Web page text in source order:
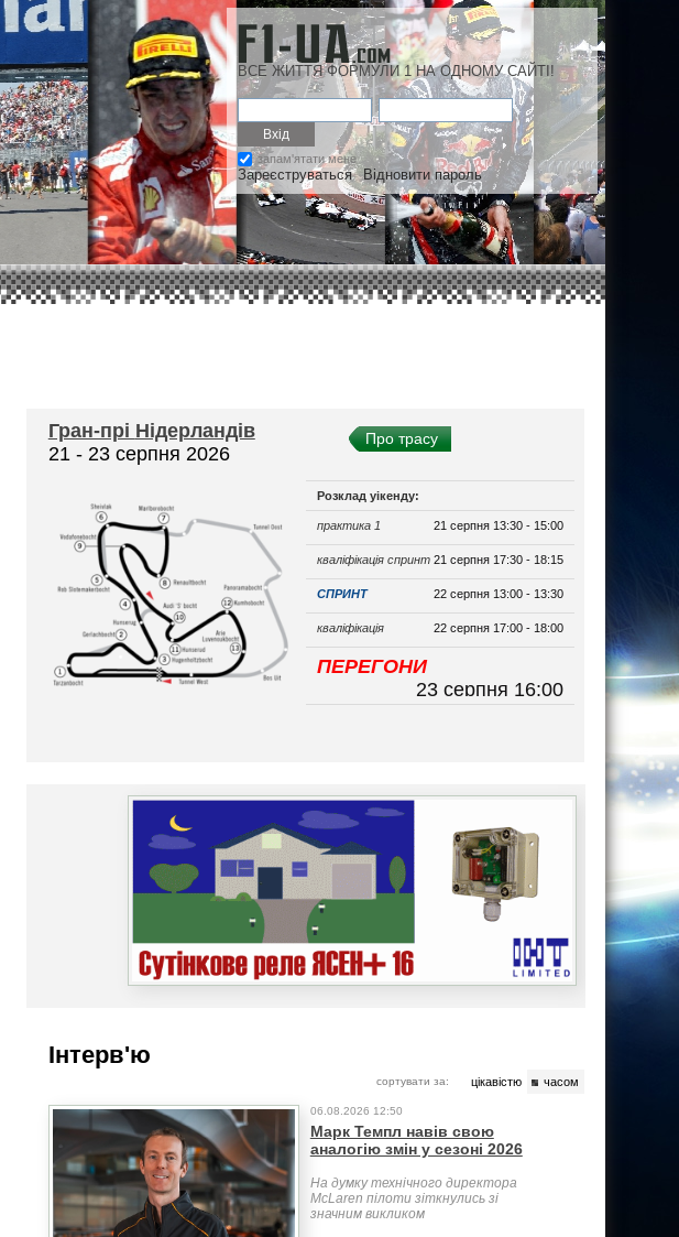
ВСЕ ЖИТТЯ ФОРМУЛИ 1 НА ОДНОМУ САЙТІ!
запам'ятати мене
Зареєструваться Відновити пароль
Гран-прі Нідерландів
21 - 23 серпня 2026
Про трасу
Розклад уікенду:
практика 1 21 серпня 13:30 - 15:00
кваліфікація спринт 21 серпня 17:30 - 18:15
СПРИНТ 22 серпня 13:00 - 13:30
кваліфікація 22 серпня 17:00 - 18:00
ПЕРЕГОНИ
23 серпня 16:00
Інтерв'ю
сортувати за: цікавістю часом
06.08.2026 12:50
Марк Темпл навів свою
аналогію змін у сезоні 2026
На думку технічного директора
McLaren пілоти зіткнулись зі
значним викликом